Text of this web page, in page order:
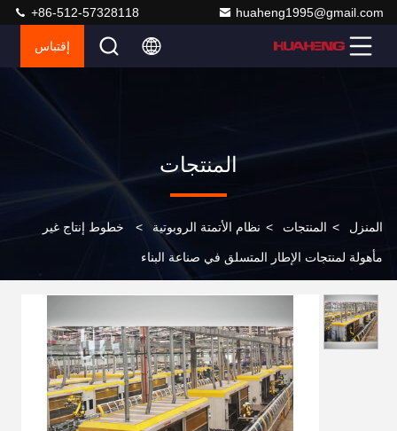
huaheng1995@gmail.com
+86-512-57328118
إقتباس
المنتجات
المنزل > المنتجات > نظام الأتمتة الروبوتية > خطوط إنتاج غير
مأهولة لمنتجات الإطار المتسلق في صناعة البناء